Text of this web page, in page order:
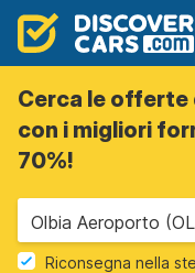
Cerca le offerte
con i migliori
70%!
Olbia Aeroporto
Riconsegna nella